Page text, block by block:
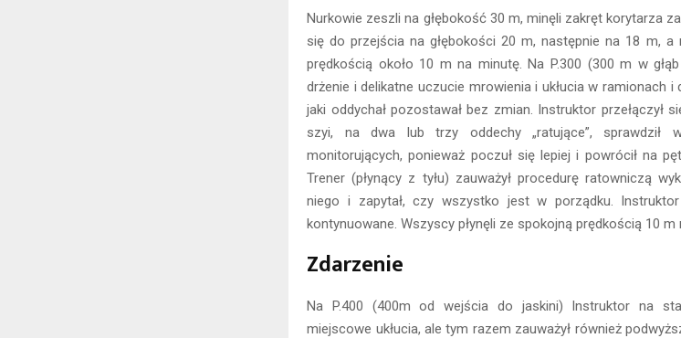
Nurkowie zeszli na głębokość 30 m, minęli zakręt korytarza
się do przejścia na głębokości 20 m, następnie na 18 m, a
prędkością około 10 m na minutę. Na P.300 (300 m w
drżenie i delikatne uczucie mrowienia i ukłucia w ramionach
jaki oddychał pozostawał bez zmian. Instruktor przełączył
szyi, na dwa lub trzy oddechy „ratujące”, sprawdził
monitorujących, ponieważ poczuł się lepiej i powrócił na
Trener (płynący z tyłu) zauważył procedurę ratowniczą
niego i zapytał, czy wszystko jest w porządku. Instruktor
kontynuowane. Wszyscy płynęli ze spokojną prędkością 10 m
Zdarzenie
Na P.400 (400m od wejścia do jaskini) Instruktor na
miejscowe ukłucia, ale tym razem zauważył również